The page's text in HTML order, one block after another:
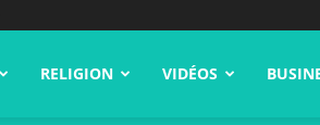
RELIGION VIDÉOS